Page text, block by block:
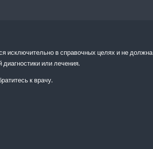
исключительно в справочных целях и не должна
или лечения.
к врачу.